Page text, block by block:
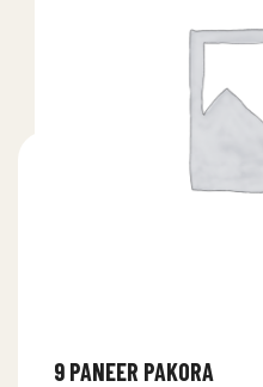
9 PANEER PAKORA